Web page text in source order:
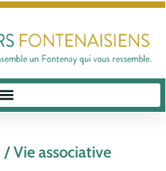
Vie associative